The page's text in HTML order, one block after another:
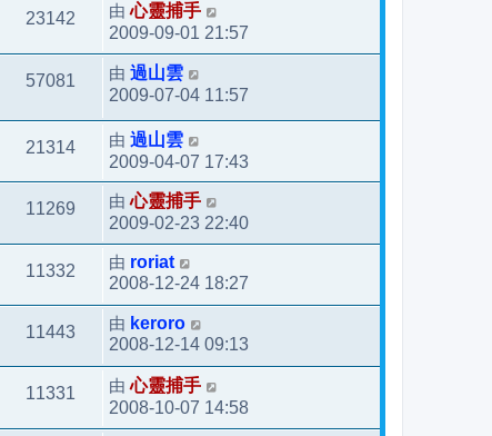
23142 由心靈捕手
2009-09-01 21:57
57081 由 過山雲
2009-07-04 11:57
21314 由 過山雲
2009-04-07 17:43
11269 由心靈捕手
2009-02-23 22:40
11332 由 roriat
2008-12-24 18:27
11443 由 keroro
2008-12-14 09:13
11331 由心靈捕手
2008-10-07 14:58